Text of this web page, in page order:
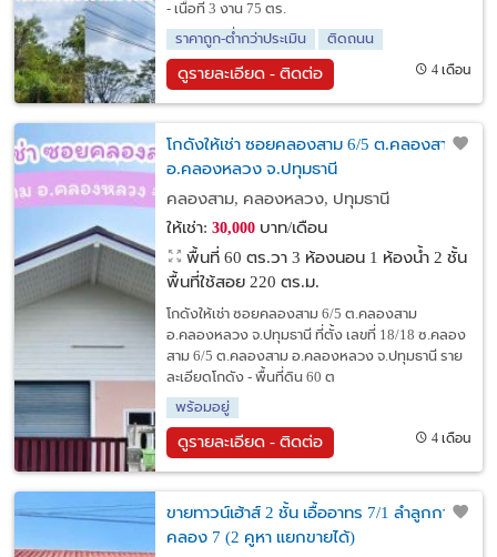
- เนื้อที่ 3 งาน 75 ตร.
ราคาถูก-ต่ำกว่าประเมิน
ติดถนน
ดูรายละเอียด - ติดต่อ 4 เดือน
โกดังให้เช่า ซอยคลองสาม 6/5 ต.คลองสาม
อ.คลองหลวง จ.ปทุมธานี
คลองสาม, คลองหลวง, ปทุมธานี
ให้เช่า: 30,000บาท/เดือน
พื้นที่ 60 ตร.วา 3 ห้องนอน 1 ห้องน้ำ 2 ชั้น
พื้นที่ใช้สอย 220 ตร.ม.
โกดังให้เช่า ซอยคลองสาม 6/5 ต.คลองสาม
อ.คลองหลวง จ.ปทุมธานี ที่ตั้ง เลขที่ 18/18 ซ.คลอง
สาม 6/5 ต.คลองสาม อ.คลองหลวง จ.ปทุมธานี ราย
ละเอียดโกดัง - พื้นที่ดิน 60 ต
พร้อมอยู่
ดูรายละเอียด - ติดต่อ 4 เดือน
ขายทาวน์เฮ้าส์ 2 ชั้น เอื้ออาทร 7/1 ลำลูกกา
คลอง 7 (2 คูหา แยกขายได้)